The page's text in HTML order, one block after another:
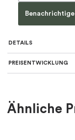
DETAILS
Art des
PREISENTWICKLUNG
Ähnliche